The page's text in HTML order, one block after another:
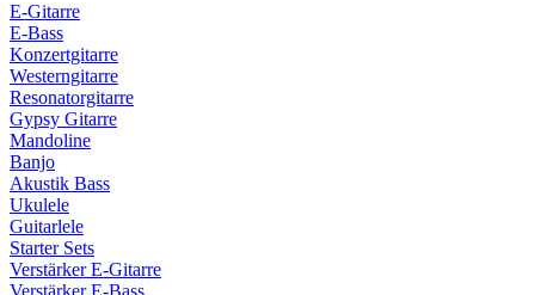
E-Gitarre
E-Bass
Konzertgitarre
Westerngitarre
Resonatorgitarre
Gypsy Gitarre
Mandoline
Banjo
Akustik Bass
Ukulele
Guitarlele
Starter Sets
Verstärker E-Gitarre
Verstärker E-Bass